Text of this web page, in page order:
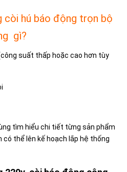
còi hú báo động trọn bộ
gì?
suất thấp hoặc cao hơn tùy
tìm hiểu chi tiết từng sản phẩm
có thể lên kế hoạch lắp hệ thống